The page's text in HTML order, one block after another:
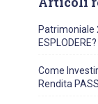
Patrimoniale
ESPLODERE?
Come
Rendita